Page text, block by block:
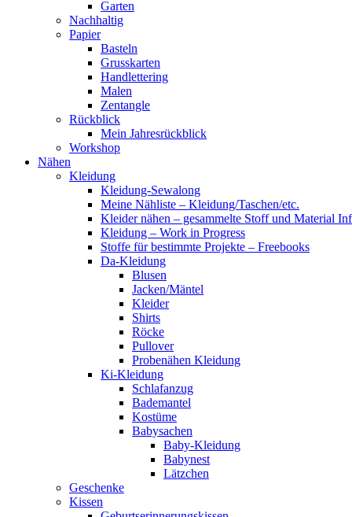
Garten
Nachhaltig
Papier
Basteln
Grusskarten
Handlettering
Malen
Zentangle
Rückblick
Mein Jahresrückblick
Workshop
Nähen
Kleidung
Kleidung-Sewalong
Meine Nähliste – Kleidung/Taschen/etc.
Kleider nähen – gesammelte Stoff und Material
Kleidung – Work in Progress
Stoffe für bestimmte Projekte – Freebooks
Da-Kleidung
Blusen
Jacken/Mäntel
Kleider
Shirts
Röcke
Pullover
Probenähen Kleidung
Ki-Kleidung
Schlafanzug
Bademantel
Kostüme
Babysachen
Baby-Kleidung
Babynest
Lätzchen
Geschenke
Kissen